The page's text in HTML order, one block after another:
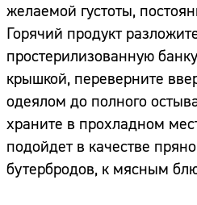
желаемой густоты,
Горячий продукт
простерилизованную
крышкой, переверните
одеялом до полного
храните в прохладном
подойдет в качестве
бутербродов, к мясным